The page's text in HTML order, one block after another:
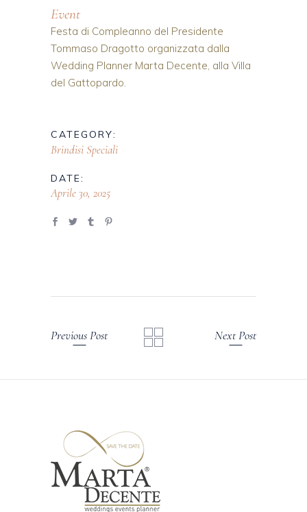
Event
Festa di Compleanno del Presidente
Tommaso Dragotto organizzata dalla
Wedding Planner Marta Decente, alla Villa
del Gattopardo.
CATEGORY:
Brindisi Speciali
DATE:
Aprile 30, 2025
Previous Post Next Post